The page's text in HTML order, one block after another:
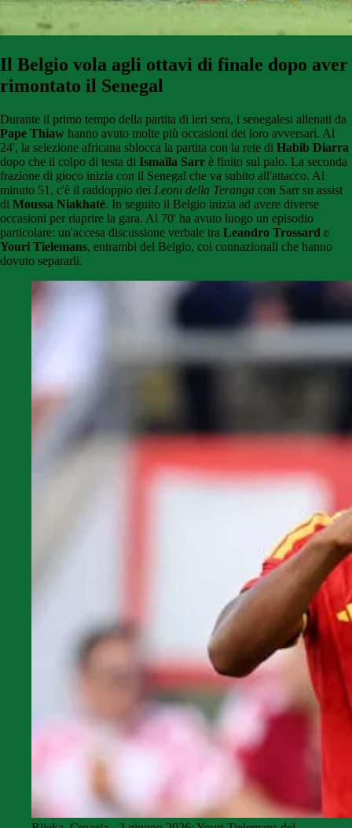
Il Belgio vola agli ottavi di finale dopo aver
rimontato il Senegal
Durante il primo tempo della partita di ieri sera, i senegalesi allenati da
Pape Thiaw hanno avuto molte più occasioni dei loro avversari. Al
24', la selezione africana sblocca la partita con la rete di Habib Diarra
dopo che il colpo di testa di Ismaïla Sarr è finito sul palo. La seconda
frazione di gioco inizia con il Senegal che va subito all'attacco. Al
minuto 51, c'è il raddoppio dei Leoni della Teranga con Sarr su assist
di Moussa Niakhaté. In seguito il Belgio inizia ad avere diverse
occasioni per riaprire la gara. Al 70' ha avuto luogo un episodio
particolare: un'accesa discussione verbale tra Leandro Trossard e
Youri Tielemans, entrambi del Belgio, coi connazionali che hanno
dovuto separarli.